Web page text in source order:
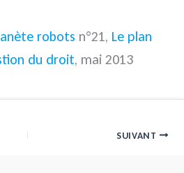
robots n°21, Le plan
du droit, mai 2013
SUIVANT